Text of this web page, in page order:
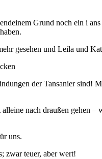
Grund noch ein i
gesehen und Leila und
der Tansanier sind!
nach draußen gehen
uns.
zwar teuer, aber wert!